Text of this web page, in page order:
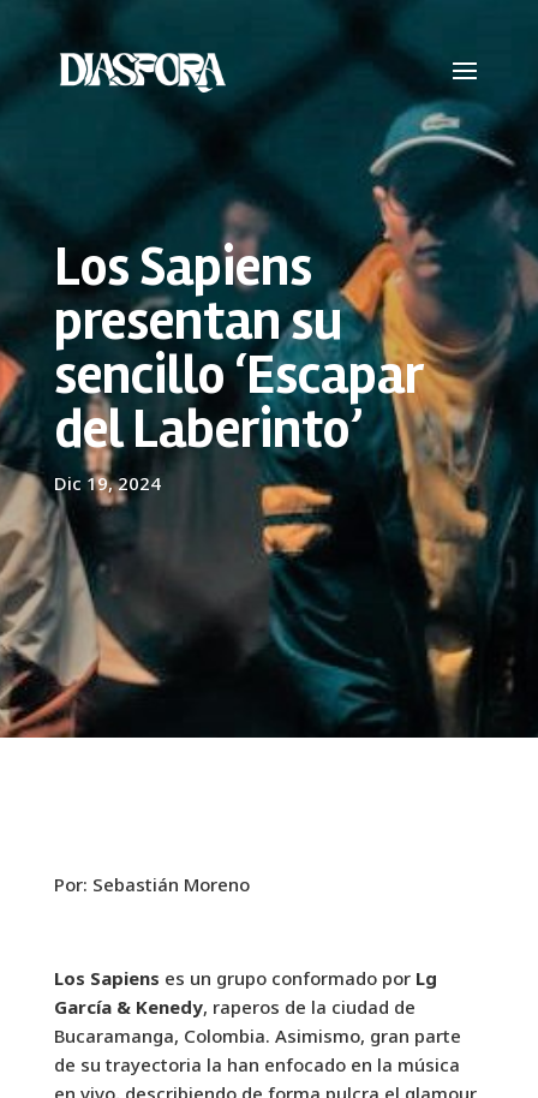
Los Sapiens
presentan su
sencillo ‘Escapar
del Laberinto’
Dic 19, 2024
Por: Sebastián Moreno
Los Sapiens es un grupo conformado por Lg
García & Kenedy, raperos de la ciudad de
Bucaramanga, Colombia. Asimismo, gran parte
de su trayectoria la han enfocado en la música
en vivo, describiendo de forma pulcra el glamour